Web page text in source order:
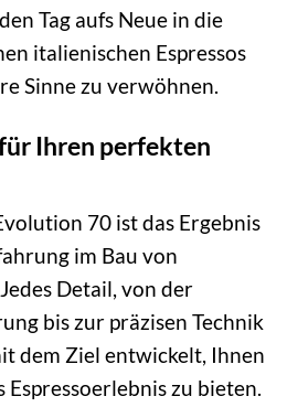
Tag aufs Neue in die
italienischen Espressos
Sinne zu verwöhnen.
Ihren perfekten
70 ist das Ergebnis
im Bau von
Detail, von der
bis zur präzisen Technik
dem Ziel entwickelt, Ihnen
zu bieten.